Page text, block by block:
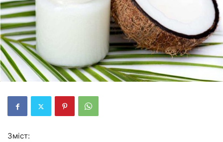
Зміст: